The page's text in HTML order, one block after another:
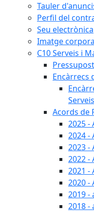
Tauler
Perfil del
Seu electrònica
Imatge
C10 Serveis i
Encàrrecs
Acords de
2025 -
2024 -
2023 -
2022 -
2021 -
2020 -
2019 -
2018 -